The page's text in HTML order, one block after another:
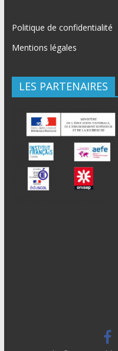
Politique de confidentialité
Mentions légales
LES PARTENAIRES